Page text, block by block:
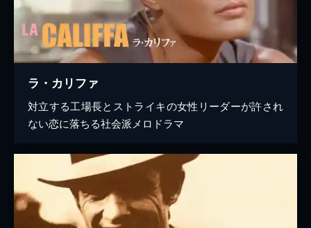
ラ・カリファ
対立する工場長とストライキの女性リーダーが許され
ない恋に落ちる社会派メロドラマ